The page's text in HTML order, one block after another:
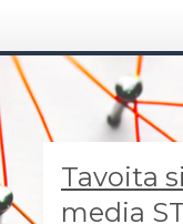
Tavoita
media